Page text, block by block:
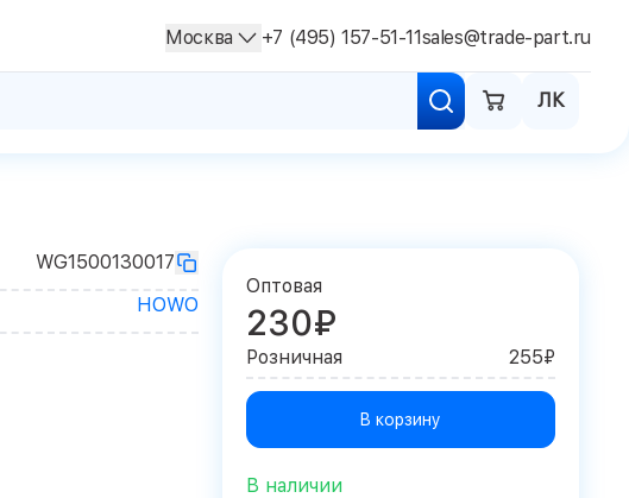
ЛК
Москва +7 (495) 157-51-11sales@trade-part.ru
WG1500130017
HOWO
Оптовая
230₽
Розничная 255₽
В корзину
В наличии